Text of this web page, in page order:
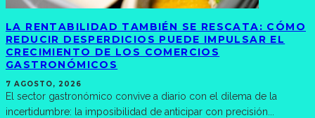
LA RENTABILIDAD TAMBIÉN SE RESCATA: CÓMO
REDUCIR DESPERDICIOS PUEDE IMPULSAR EL
CRECIMIENTO DE LOS COMERCIOS
GASTRONÓMICOS
7 AGOSTO, 2026
El sector gastronómico convive a diario con el dilema de la
incertidumbre: la imposibilidad de anticipar con precisión